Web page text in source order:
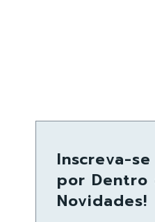
Inscreva-
por Dentro
Novidades!